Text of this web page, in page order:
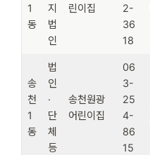
1
동
지
법
인
린이집
2-
36
18
송
천
1
동
법
인
·
단
체
등
송천원광
어린이집
06
3-
25
4-
86
15